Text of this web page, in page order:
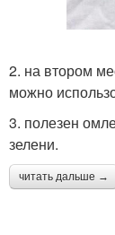
2. на втором
можно
3. полезен
зелени.
читать дальше →